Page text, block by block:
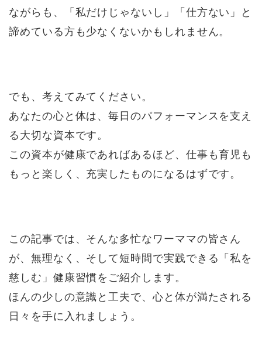
ながらも、「私だけじゃないし」「仕方ない」と
諦めている方も少なくないかもしれません。
でも、考えてみてください。
あなたの心と体は、毎日のパフォーマンスを支え
る大切な資本です。
この資本が健康であればあるほど、仕事も育児も
もっと楽しく、充実したものになるはずです。
この記事では、そんな多忙なワーママの皆さん
が、無理なく、そして短時間で実践できる「私を
慈しむ」健康習慣をご紹介します。
ほんの少しの意識と工夫で、心と体が満たされる
日々を手に入れましょう。